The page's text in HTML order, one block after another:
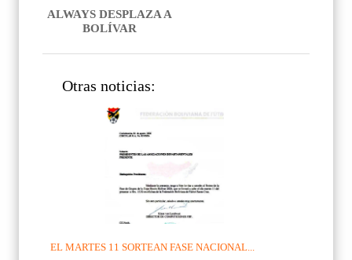
ALWAYS DESPLAZA A
BOLÍVAR
Otras noticias:
EL MARTES 11 SORTEAN FASE NACIONAL...